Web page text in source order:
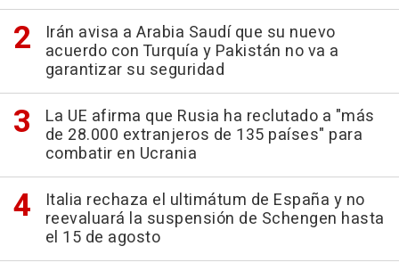
Irán avisa a Arabia Saudí que su nuevo
acuerdo con Turquía y Pakistán no va a
garantizar su seguridad
La UE afirma que Rusia ha reclutado a "más
de 28.000 extranjeros de 135 países" para
combatir en Ucrania
Italia rechaza el ultimátum de España y no
reevaluará la suspensión de Schengen hasta
el 15 de agosto